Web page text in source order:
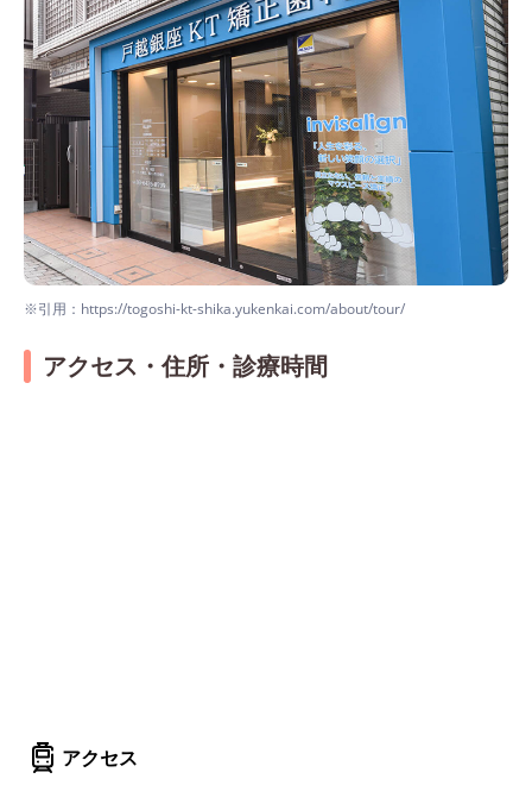
※引用：https://togoshi-kt-shika.yukenkai.com/about/tour/
アクセス・住所・診療時間
アクセス